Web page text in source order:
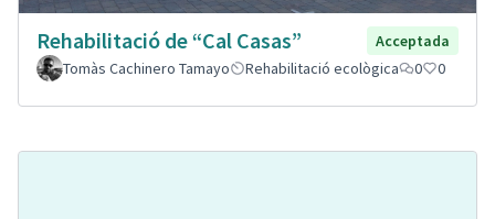
Rehabilitació de “Cal Casas”
Acceptada
Tomàs Cachinero Tamayo
Rehabilitació ecològica 0 0